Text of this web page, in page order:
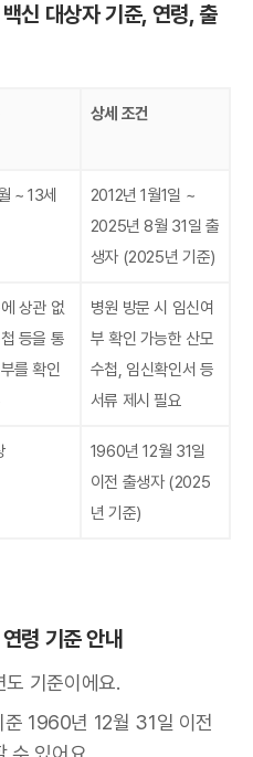
신 대상자 기준, 연령, 출
상세 조건
~ 13세
2012년 1월1일 ~
2025년 8월 31일 출
생자 (2025년 기준)
상관 없
등을 통
를 확인
병원 방문 시 임신여
부 확인 가능한 산모
수첩, 임신확인서 등
서류 제시 필요
1960년 12월 31일
이전 출생자 (2025
년 기준)
령 기준 안내
도 기준이에요.
1960년 12월 31일 이전